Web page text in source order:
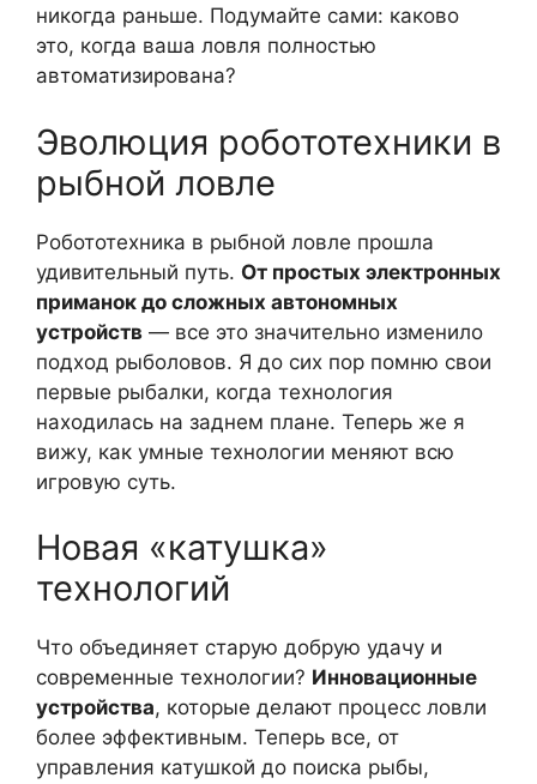
никогда раньше. Подумайте сами: каково
это, когда ваша ловля полностью
автоматизирована?
Эволюция робототехники в
рыбной ловле
Робототехника в рыбной ловле прошла
удивительный путь. От простых электронных
приманок до сложных автономных
устройств — все это значительно изменило
подход рыболовов. Я до сих пор помню свои
первые рыбалки, когда технология
находилась на заднем плане. Теперь же я
вижу, как умные технологии меняют всю
игровую суть.
Новая «катушка»
технологий
Что объединяет старую добрую удачу и
современные технологии? Инновационные
устройства, которые делают процесс ловли
более эффективным. Теперь все, от
управления катушкой до поиска рыбы,